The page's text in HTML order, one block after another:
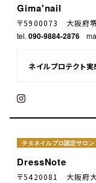
Gima'nail
〒5900073 大阪府
tel. 090-9884-2876
ネイルプロテクト実
チタネイルプロ認定サロン
DressNote
〒5420081 大阪府